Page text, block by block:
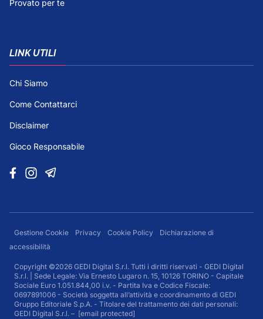
Provato per te
LINK UTILI
Chi Siamo
Come Contattarci
Disclaimer
Gioco Responsabile
Gestione Cookie Privacy Cookie Policy
Dichiarazione di
accessibilità
Copyright ©2026 GEDI Digital S.r.l. Tutti i diritti riservati - GEDI Digital
S.r.l. | Sede Legale: Via Ernesto Lugaro n. 15, 10126 TORINO - Capitale
Sociale Euro 1.051.844,00 i.v. - Partita Iva e Codice Fiscale:
0697891006 - Società soggetta all’attività e coordinamento di GEDI
Gruppo Editoriale S.p.A. - Titolare del trattamento dei dati personali:
GEDI Digital S.r.l. – [email protected]